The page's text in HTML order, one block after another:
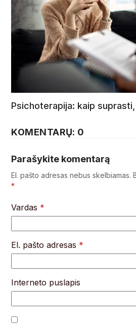
Psichoterapija: kaip
KOMENTARŲ: 0
Parašykite komentarą
El. pašto adresas nebus skelbiamas.
*
Vardas *
El. pašto adresas *
Interneto puslapis